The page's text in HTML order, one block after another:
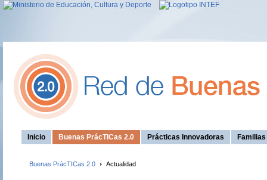
Inicio Buenas PrácTICas 2.0 Prácticas Innovadoras
Buenas PrácTICas 2.0 Actualidad